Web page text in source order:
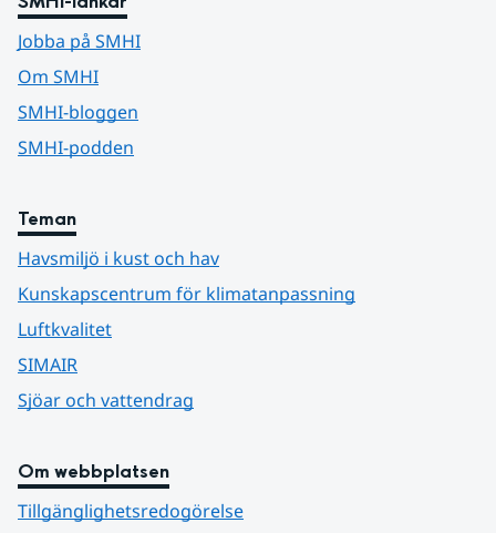
Jobba på SMHI
Om SMHI
SMHI-bloggen
SMHI-podden
Teman
Havsmiljö i kust och hav
Kunskapscentrum för klimatanpassning
Luftkvalitet
SIMAIR
Sjöar och vattendrag
Om webbplatsen
Tillgänglighetsredogörelse